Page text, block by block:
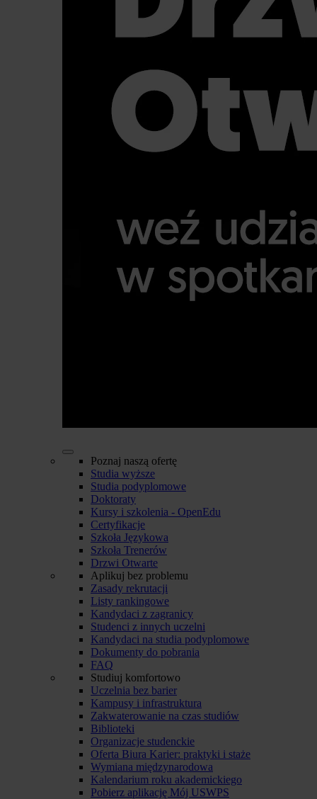
Poznaj naszą ofertę
Studia wyższe
Studia podyplomowe
Doktoraty
Kursy i szkolenia - OpenEdu
Certyfikacje
Szkoła Językowa
Szkoła Trenerów
Drzwi Otwarte
Aplikuj bez problemu
Zasady rekrutacji
Listy rankingowe
Kandydaci z zagranicy
Studenci z innych uczelni
Kandydaci na studia podyplomowe
Dokumenty do pobrania
FAQ
Studiuj komfortowo
Uczelnia bez barier
Kampusy i infrastruktura
Zakwaterowanie na czas studiów
Biblioteki
Organizacje studenckie
Oferta Biura Karier: praktyki i staże
Wymiana międzynarodowa
Kalendarium roku akademickiego
Pobierz aplikację Mój USWPS